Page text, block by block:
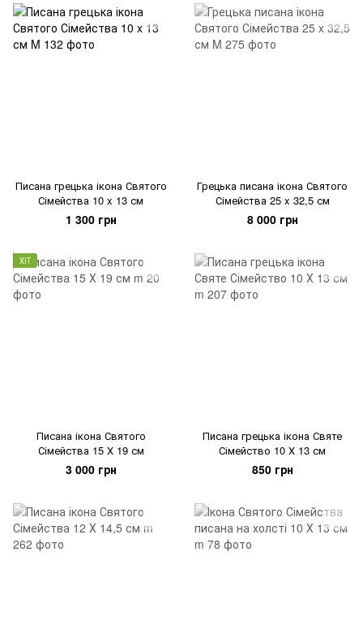
Писана грецька ікона Святого
Сімейства 10 x 13 см
1 300 грн
Грецька писана ікона Святого
Сімейства 25 x 32,5 см
8 000 грн
ХІТ
Писана ікона Святого
Сімейства 15 Х 19 см
3 000 грн
Писана грецька ікона Святе
Сімейство 10 Х 13 см
850 грн